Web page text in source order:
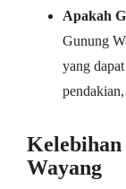
Apakah
Gunung
yang
Wayang